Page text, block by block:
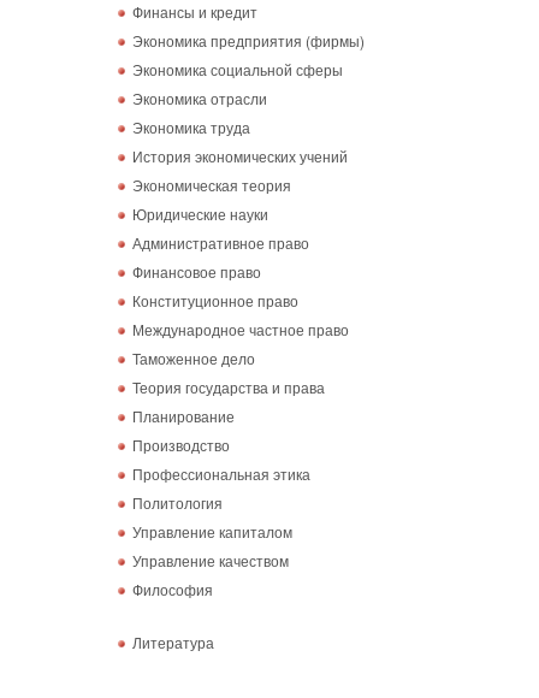
Финансы и кредит
Экономика предприятия (фирмы)
Экономика социальной сферы
Экономика отрасли
Экономика труда
История экономических учений
Экономическая теория
Юридические науки
Административное право
Финансовое право
Конституционное право
Международное частное право
Таможенное дело
Теория государства и права
Планирование
Производство
Профессиональная этика
Политология
Управление капиталом
Управление качеством
Философия
Литература